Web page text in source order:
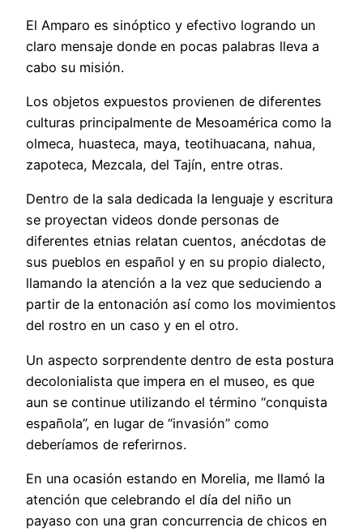
El Amparo es sinóptico y efectivo logrando un
claro mensaje donde en pocas palabras lleva a
cabo su misión.
Los objetos expuestos provienen de diferentes
culturas principalmente de Mesoamérica como la
olmeca, huasteca, maya, teotihuacana, nahua,
zapoteca, Mezcala, del Tajín, entre otras.
Dentro de la sala dedicada la lenguaje y escritura
se proyectan videos donde personas de
diferentes etnias relatan cuentos, anécdotas de
sus pueblos en español y en su propio dialecto,
llamando la atención a la vez que seduciendo a
partir de la entonación así como los movimientos
del rostro en un caso y en el otro.
Un aspecto sorprendente dentro de esta postura
decolonialista que impera en el museo, es que
aun se continue utilizando el término “conquista
española”, en lugar de “invasión” como
deberíamos de referirnos.
En una ocasión estando en Morelia, me llamó la
atención que celebrando el día del niño un
payaso con una gran concurrencia de chicos en